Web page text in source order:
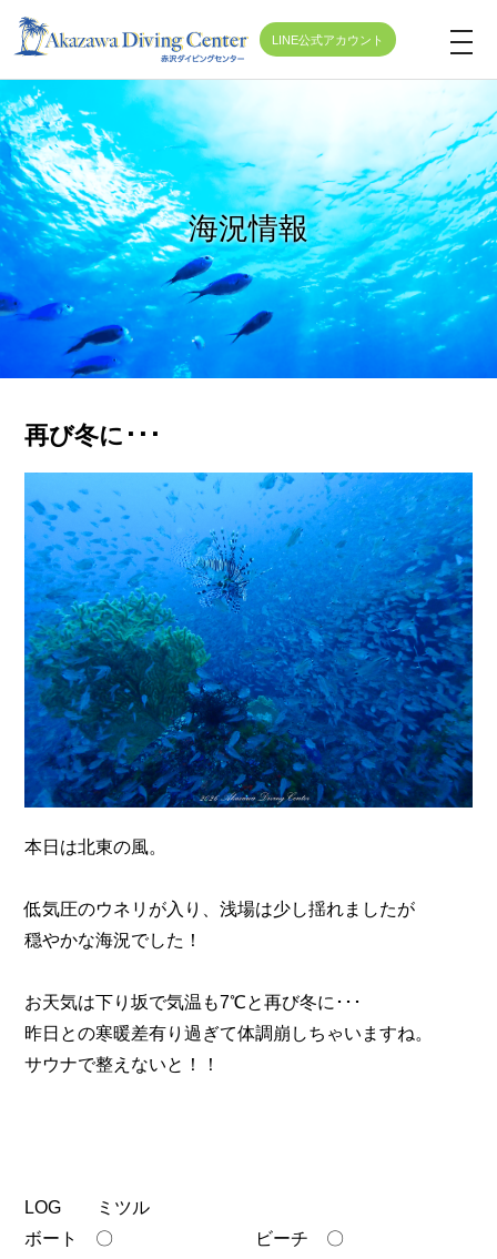
LINE公式アカウント
t
o
g
e
n
a
v
o
n
海況情報
再び冬に･･･
本日は北東の風。
低気圧のウネリが入り、浅場は少し揺れましたが
穏やかな海況でした！
お天気は下り坂で気温も7℃と再び冬に･･･
昨日との寒暖差有り過ぎて体調崩しちゃいますね。
サウナで整えないと！！
LOG ミツル
ボート 〇 ビーチ 〇